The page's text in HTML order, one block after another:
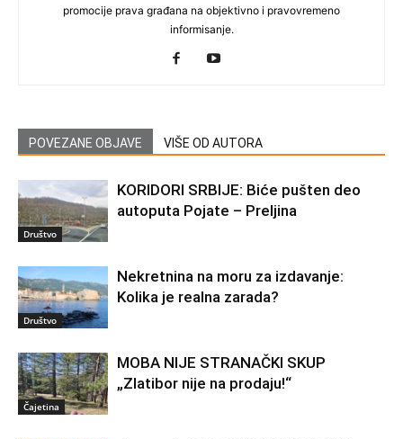
promocije prava građana na objektivno i pravovremeno
informisanje.
POVEZANE OBJAVE VIŠE OD AUTORA
Društvo
KORIDORI SRBIJE: Biće pušten deo
autoputa Pojate – Preljina
Društvo
Nekretnina na moru za izdavanje:
Kolika je realna zarada?
Čajetina
MOBA NIJE STRANAČKI SKUP
„Zlatibor nije na prodaju!“